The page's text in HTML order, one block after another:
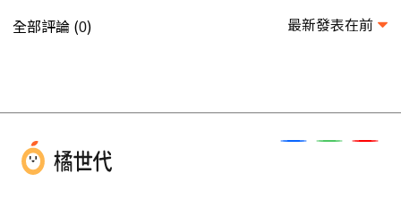
全部評論 (0) 最新發表在前